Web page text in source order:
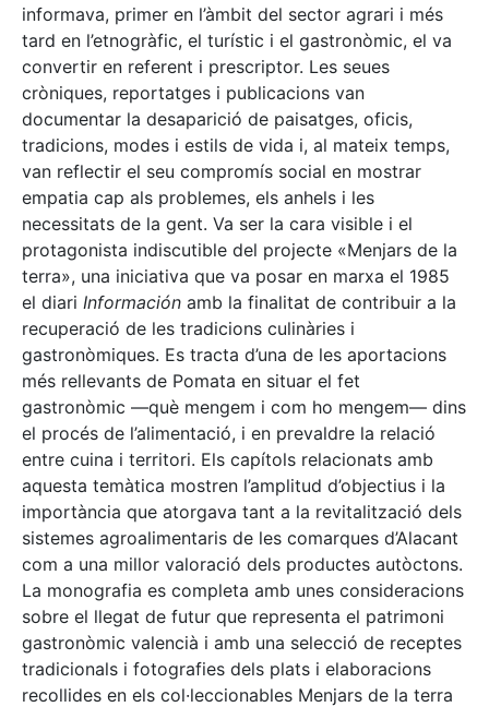
informava, primer en l’àmbit del sector agrari i més
tard en l’etnogràfic, el turístic i el gastronòmic, el va
convertir en referent i prescriptor. Les seues
cròniques, reportatges i publicacions van
documentar la desaparició de paisatges, oficis,
tradicions, modes i estils de vida i, al mateix temps,
van reflectir el seu compromís social en mostrar
empatia cap als problemes, els anhels i les
necessitats de la gent. Va ser la cara visible i el
protagonista indiscutible del projecte «Menjars de la
terra», una iniciativa que va posar en marxa el 1985
el diari Información amb la finalitat de contribuir a la
recuperació de les tradicions culinàries i
gastronòmiques. Es tracta d’una de les aportacions
més rellevants de Pomata en situar el fet
gastronòmic —què mengem i com ho mengem— dins
el procés de l’alimentació, i en prevaldre la relació
entre cuina i territori. Els capítols relacionats amb
aquesta temàtica mostren l’amplitud d’objectius i la
importància que atorgava tant a la revitalització dels
sistemes agroalimentaris de les comarques d’Alacant
com a una millor valoració dels productes autòctons.
La monografia es completa amb unes consideracions
sobre el llegat de futur que representa el patrimoni
gastronòmic valencià i amb una selecció de receptes
tradicionals i fotografies dels plats i elaboracions
recollides en els col·leccionables Menjars de la terra